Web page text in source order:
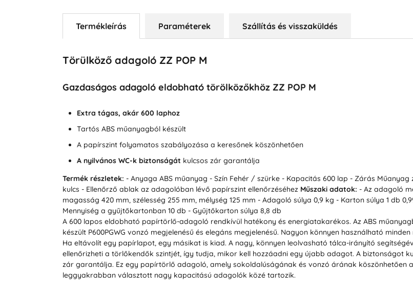
Termékleírás Paraméterek Szállítás és visszaküldés
Törülköző adagoló ZZ POP M
Gazdaságos adagoló eldobható törölközőkhöz ZZ POP M
Extra tágas, akár 600 laphoz
Tartós ABS műanyagból készült
A papírszint folyamatos szabályozása a keresőnek köszönhetően
A nyilvános WC-k biztonságát kulcsos zár garantálja
Termék részletek: - Anyaga ABS műanyag - Szín Fehér / szürke - Kapacitás 600 lap - Zárás Műanyag
kulcs - Ellenőrző ablak az adagolóban lévő papírszint ellenőrzéséhez Műszaki adatok: - Az adagoló
magasság 420 mm, szélesség 255 mm, mélység 125 mm - Adagoló súlya 0,9 kg - Karton súlya 1 db
Mennyiség a gyűjtőkartonban 10 db - Gyűjtőkarton súlya 8,8 db
A 600 lapos eldobható papírtörlő-adagoló rendkívül hatékony és energiatakarékos. Az ABS
készült P600PGWG vonzó megjelenésű és elegáns megjelenésű. Nagyon könnyen használható minden
Ha eltávolít egy papírlapot, egy másikat is kiad. A nagy, könnyen leolvasható tálca-irányító
ellenőrizheti a törlőkendők szintjét, így tudja, mikor kell hozzáadni egy újabb adagot. A biztonságot
zár garantálja. Ez egy papírtörlő adagoló, amely sokoldalúságának és vonzó árának köszönhetően a
leggyakrabban választott nagy kapacitású adagolók közé tartozik.